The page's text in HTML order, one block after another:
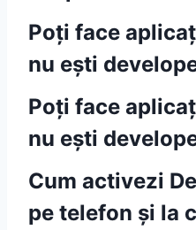
Poți face
nu ești
Poți face
nu ești
Cum activezi
pe telefon și la